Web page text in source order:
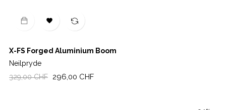

X-FS Forged Aluminium Boom
Neilpryde
Regulärer
329,00 CHF Preis
296,00 CHF